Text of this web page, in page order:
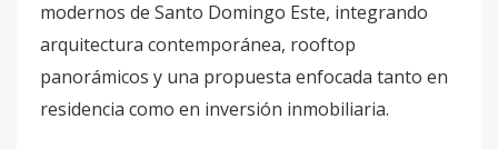
modernos de Santo Domingo Este, integrando
arquitectura contemporánea, rooftop
panorámicos y una propuesta enfocada tanto en
residencia como en inversión inmobiliaria.